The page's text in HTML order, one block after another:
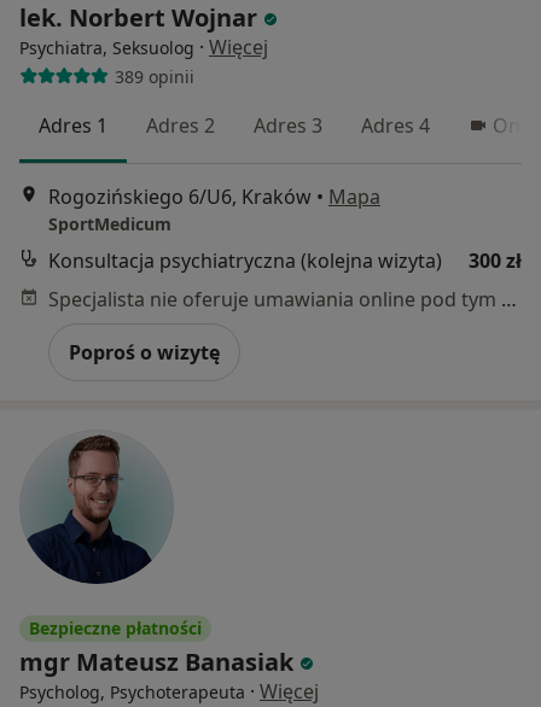
lek. Norbert Wojnar
Psychiatra, Seksuolog · Więcej
389 opinii
Adres 1 Adres 2 Adres 3 Adres 4
Rogozińskiego 6/U6, Kraków • Mapa
SportMedicum
Konsultacja psychiatryczna (kolejna wizyta)
300 zł
Specjalista nie oferuje umawiania online pod tym adresem.
Poproś o wizytę
Bezpieczne płatności
mgr Mateusz Banasiak
Psycholog, Psychoterapeuta · Więcej